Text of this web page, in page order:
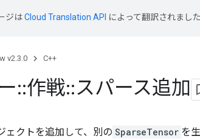
ジはCloud Translation API によって翻訳されました
v2.3.0 C++
::作戦::スパース追加
ェクトを追加して、別の SparseTensor を